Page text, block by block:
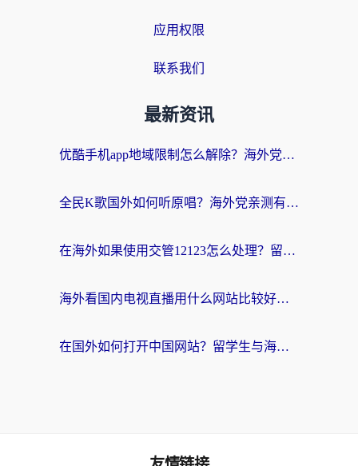
应用权限
联系我们
最新资讯
优酷手机app地域限制怎么解除？海外党亲测有效的追剧方案
全民K歌国外如何听原唱？海外党亲测有效的回国加速器选择指南
在海外如果使用交管12123怎么处理？留学生亲测有效的回国加速方案
海外看国内电视直播用什么网站比较好？一篇解决你所有追剧难题的实用指南
在国外如何打开中国网站？留学生与海外华人的无缝访问指南